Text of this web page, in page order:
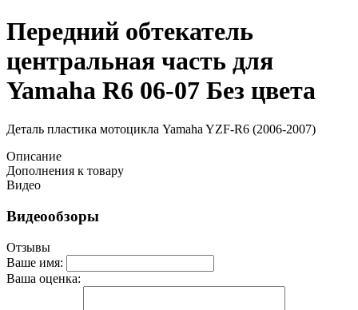
Передний обтекатель
центральная часть для
Yamaha R6 06-07 Без цвета
Деталь пластика мотоцикла Yamaha YZF-R6 (2006-2007)
Описание
Дополнения к товару
Видео
Видеообзоры
Отзывы
Ваше имя:
Ваша оценка: